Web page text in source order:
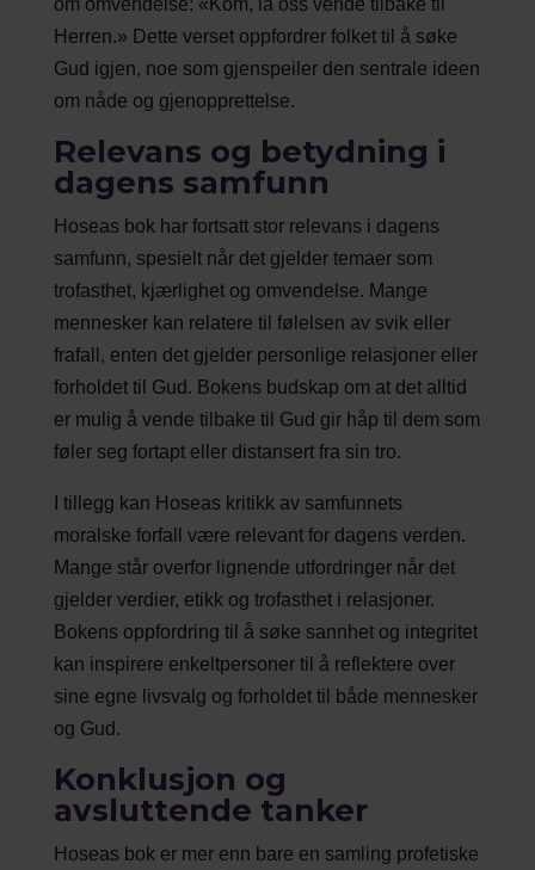
om omvendelse: «Kom, la oss vende tilbake til
Herren.» Dette verset oppfordrer folket til å søke
Gud igjen, noe som gjenspeiler den sentrale ideen
om nåde og gjenopprettelse.
Relevans og betydning i
dagens samfunn
Hoseas bok har fortsatt stor relevans i dagens
samfunn, spesielt når det gjelder temaer som
trofasthet, kjærlighet og omvendelse. Mange
mennesker kan relatere til følelsen av svik eller
frafall, enten det gjelder personlige relasjoner eller
forholdet til Gud. Bokens budskap om at det alltid
er mulig å vende tilbake til Gud gir håp til dem som
føler seg fortapt eller distansert fra sin tro.
I tillegg kan Hoseas kritikk av samfunnets
moralske forfall være relevant for dagens verden.
Mange står overfor lignende utfordringer når det
gjelder verdier, etikk og trofasthet i relasjoner.
Bokens oppfordring til å søke sannhet og integritet
kan inspirere enkeltpersoner til å reflektere over
sine egne livsvalg og forholdet til både mennesker
og Gud.
Konklusjon og
avsluttende tanker
Hoseas bok er mer enn bare en samling profetiske